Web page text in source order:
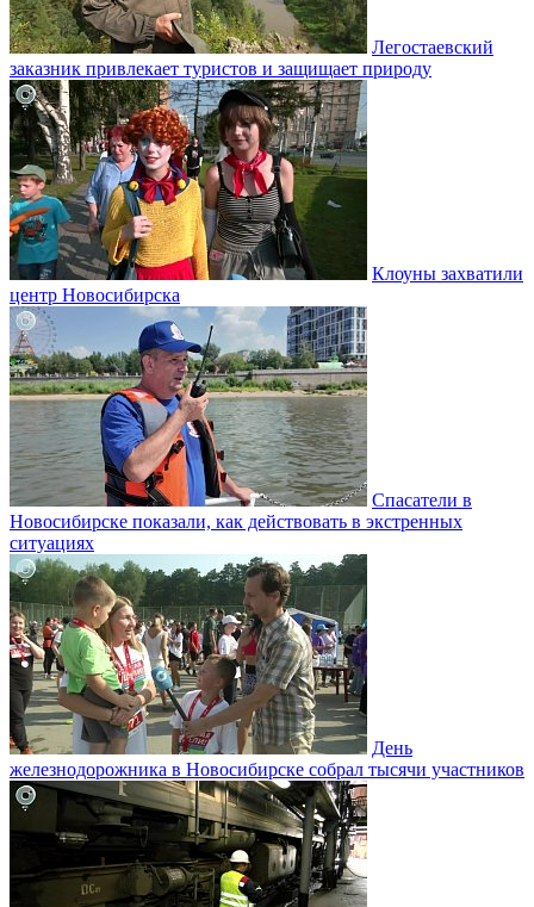
Легостаевский
заказник привлекает туристов и защищает природу
Клоуны захватили
центр Новосибирска
Спасатели в
Новосибирске показали, как действовать в экстренных
ситуациях
День
железнодорожника в Новосибирске собрал тысячи участников